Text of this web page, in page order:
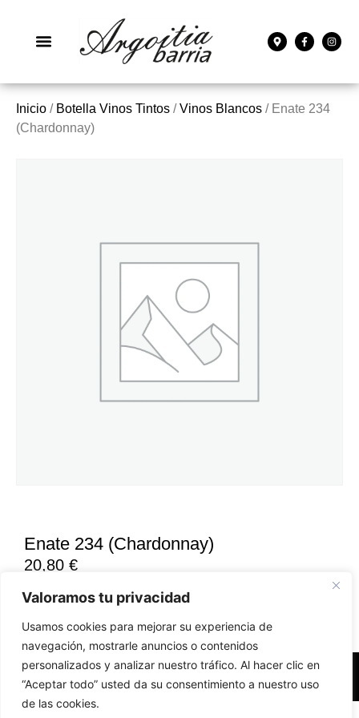
Valoramos tu privacidad
Usamos cookies para mejorar su experiencia de
navegación, mostrarle anuncios o contenidos
personalizados y analizar nuestro tráfico. Al hacer clic en
“Aceptar todo” usted da su consentimiento a nuestro uso
de las cookies.
Inicio / Botella Vinos Tintos /Vinos Blancos / Enate 234
(Chardonnay)
Enate 234 (Chardonnay)
20,80 €
Accesibilidad Aviso Legal Políticas de Cookies